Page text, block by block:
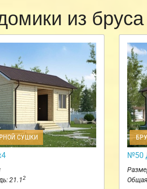
из бруса
СУШКИ
21.12
№50